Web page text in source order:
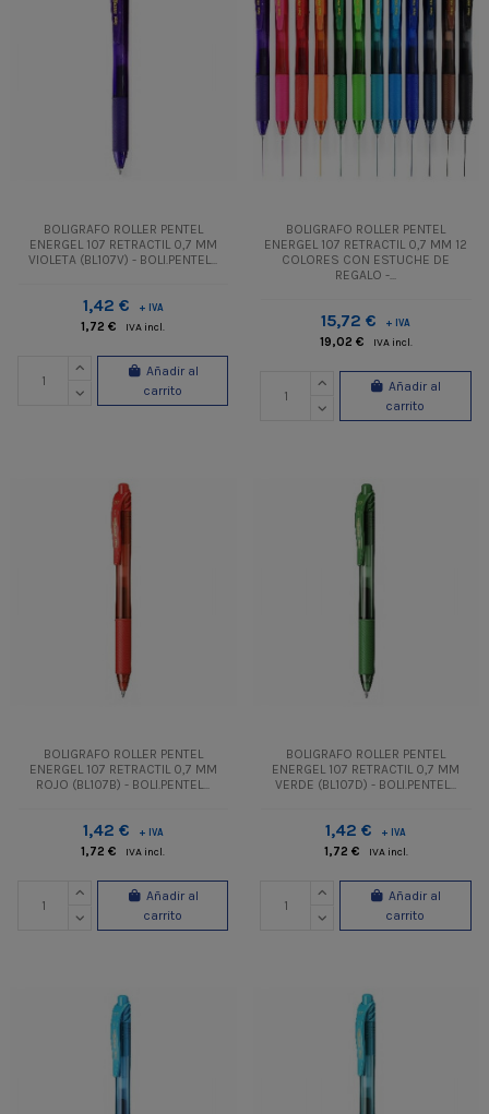
BOLIGRAFO ROLLER PENTEL
ENERGEL 107 RETRACTIL 0,7 MM
VIOLETA (BL107V) - BOLI.PENTEL...
1,42 € + IVA
1,72 € IVA incl.
Añadir al
carrito
BOLIGRAFO ROLLER PENTEL
ENERGEL 107 RETRACTIL 0,7 MM 12
COLORES CON ESTUCHE DE
REGALO -...
15,72 € + IVA
19,02 € IVA incl.
Añadir al
carrito
BOLIGRAFO ROLLER PENTEL
ENERGEL 107 RETRACTIL 0,7 MM
ROJO (BL107B) - BOLI.PENTEL...
1,42 € + IVA
1,72 € IVA incl.
Añadir al
carrito
BOLIGRAFO ROLLER PENTEL
ENERGEL 107 RETRACTIL 0,7 MM
VERDE (BL107D) - BOLI.PENTEL...
1,42 € + IVA
1,72 € IVA incl.
Añadir al
carrito